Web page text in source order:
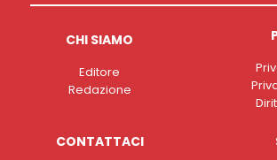
CHI SIAMO
Editore
Redazione
CONTATTACI